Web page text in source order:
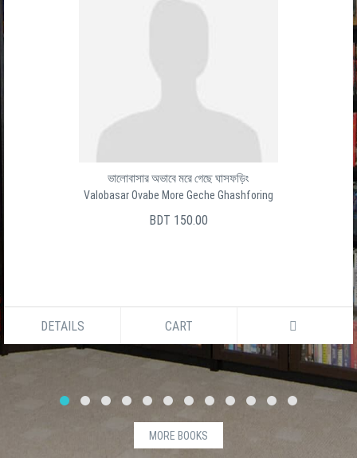
ভালোবাসার অভাবে মরে গেছে ঘাসফড়িং
Valobasar Ovabe More Geche Ghashforing
BDT 150.00
DETAILS CART
MORE BOOKS